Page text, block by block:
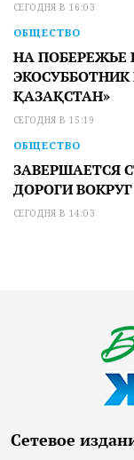
СЕГОДНЯ В 16:03
ОБЩЕСТВО
НА
ҚАЗАҚСТАН»
СЕГОДНЯ В 15:19
ОБЩЕСТВО
ЗАВЕРШАЕТСЯ
ДОРОГИ
СЕГОДНЯ В 14:03
Сетевое